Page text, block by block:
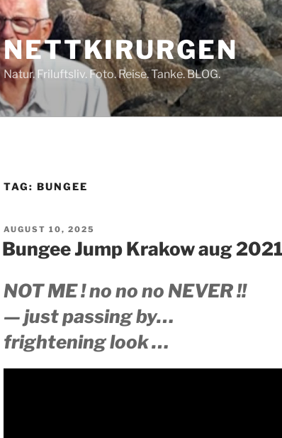
NETTKIRURGEN
Natur. Friluftsliv. Foto. Reise. Tanke. BLOG.
TAG: BUNGEE
POSTED
ON
AUGUST 10, 2025
Bungee Jump Krakow aug 2021
NOT ME ! no no no NEVER !!
— just passing by…
frightening look …